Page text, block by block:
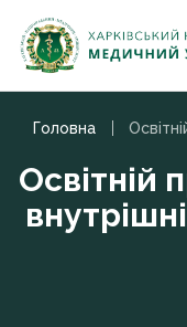
Головна
Освітній